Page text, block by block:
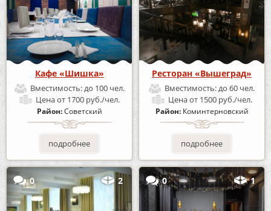
Кафе «Шишка»
Вместимость:до 100 чел.
Ценаот 1700 руб./чел.
Район:Советский
подробнее
Ресторан «Вышеград»
Вместимость:до 60 чел.
Ценаот 1500 руб./чел.
Район: Коминтерновский
подробнее
0 2 0 1